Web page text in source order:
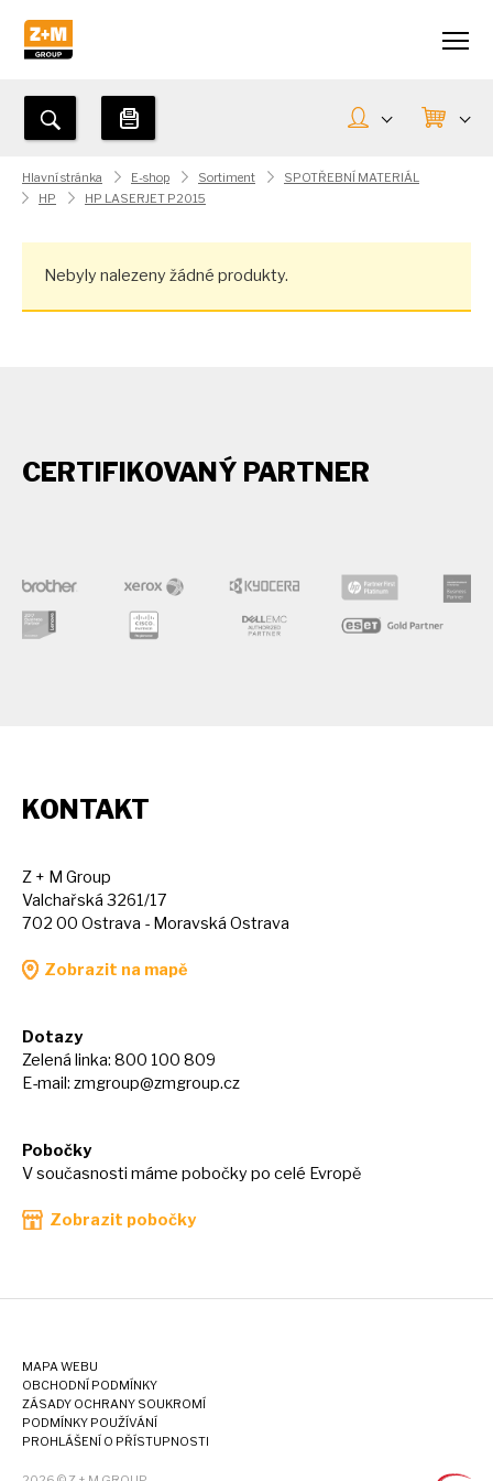
Hlavní stránka E-shop Sortiment
SPOTŘEBNÍ MATERIÁL
HP
HP LASERJET P2015
Nebyly nalezeny žádné produkty.
CERTIFIKOVANÝ PARTNER
KONTAKT
Z + M Group
Valchařská 3261/17
702 00 Ostrava - Moravská Ostrava
Zobrazit na mapě
Dotazy
Zelená linka: 800 100 809
E-mail: zmgroup@zmgroup.cz
Pobočky
V současnosti máme pobočky po celé Evropě
Zobrazit pobočky
MAPA WEBU
OBCHODNÍ PODMÍNKY
ZÁSADY OCHRANY SOUKROMÍ
PODMÍNKY POUŽÍVÁNÍ
PROHLÁŠENÍ O PŘÍSTUPNOSTI